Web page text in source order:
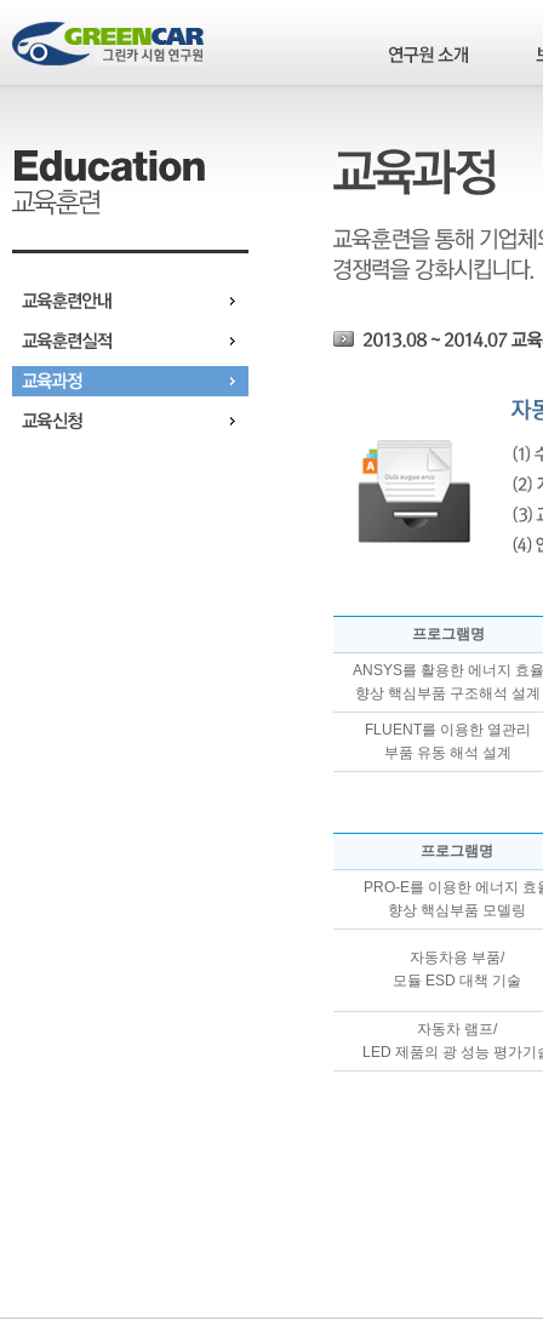
프로그램명
ANSYS를 활용한 에너지 효율
향상 핵심부품 구조해석 설계
FLUENT를 이용한 열관리
부품 유동 해석 설계
프로그램명
PRO-E를 이용한 에너지 효
향상 핵심부품 모델링
자동차용 부품/
모듈 ESD 대책 기술
자동차 램프/
LED 제품의 광 성능 평가기